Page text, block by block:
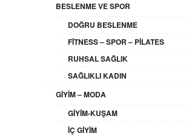
BESLENME VE SPOR
DOĞRU BESLENME
FITNESS – SPOR – PILATES
RUHSAL SAĞLIK
SAĞLIKLI KADIN
GIYIM – MODA
GIYIM-KUŞAM
İÇ GIYIM